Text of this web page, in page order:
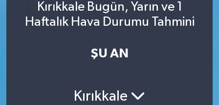
Kırıkkale Bugün, Yarın ve 1
Haftalık Hava Durumu Tahmini
ŞU AN
Kırıkkale
EKONOMİ
Süper Lig Puan Durumu ve Fikstür